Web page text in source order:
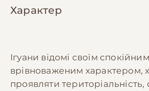
Характер
Ігуани відомі своїм
врівноваженим характером,
проявляти